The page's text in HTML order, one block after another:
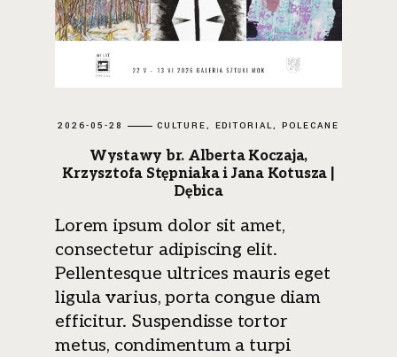
2026-05-28 CULTURE EDITORIAL POLECANE
Wystawy br. Alberta Koczaja,
Krzysztofa Stępniaka i Jana Kotusza |
Dębica
Lorem ipsum dolor sit amet,
consectetur adipiscing elit.
Pellentesque ultrices mauris eget
ligula varius, porta congue diam
efficitur. Suspendisse tortor
metus, condimentum a turpi